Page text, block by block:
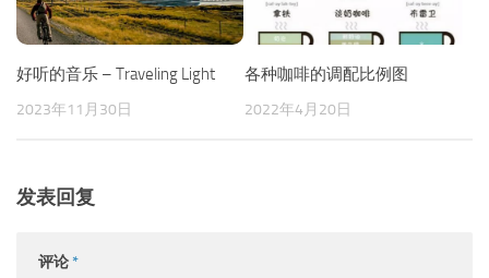
好听的音乐 – Traveling Light
2023年11月30日
各种咖啡的调配比例图
2022年4月20日
发表回复
评论*